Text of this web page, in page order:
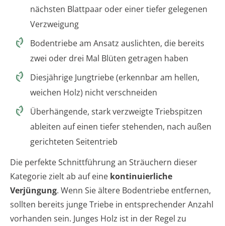
nächsten Blattpaar oder einer tiefer gelegenen
Verzweigung
Bodentriebe am Ansatz auslichten, die bereits
zwei oder drei Mal Blüten getragen haben
Diesjährige Jungtriebe (erkennbar am hellen,
weichen Holz) nicht verschneiden
Überhängende, stark verzweigte Triebspitzen
ableiten auf einen tiefer stehenden, nach außen
gerichteten Seitentrieb
Die perfekte Schnittführung an Sträuchern dieser
Kategorie zielt ab auf eine kontinuierliche
Verjüngung. Wenn Sie ältere Bodentriebe entfernen,
sollten bereits junge Triebe in entsprechender Anzahl
vorhanden sein. Junges Holz ist in der Regel zu